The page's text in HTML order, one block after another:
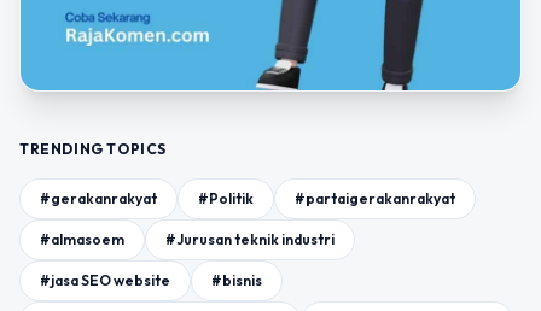
TRENDING TOPICS
#gerakanrakyat #Politik #partaigerakanrakyat
#almasoem #Jurusan teknik industri
#jasa SEO website #bisnis